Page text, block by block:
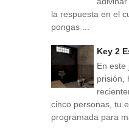
la respuesta en el
pongas ...
Key 2
En este
prisión,
cinco personas, tu
programada para